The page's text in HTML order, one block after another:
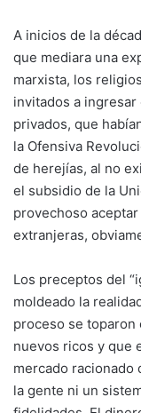
A inicios de la
que mediara una
marxista, los
invitados a
privados, que
la Ofensiva
de herejías, al no
el subsidio de la
provechoso
extranjeras,
Los preceptos del
moldeado la
proceso se toparon
nuevos ricos y que
mercado racionado
la gente ni un